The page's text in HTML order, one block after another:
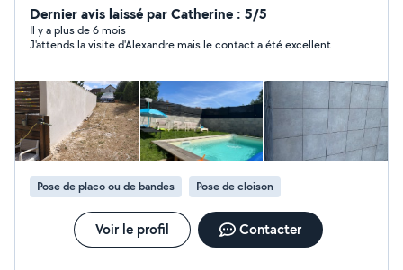
réparation auto tonte pelouse taille haie ménage pose
fenêtre ext .. à la demande du client
Dernier avis laissé par Catherine : 5/5
Il y a plus de 6 mois
J'attends la visite d'Alexandre mais le contact a été excellent
Pose de placo ou de bandes Pose de cloison
Voir le profil Contacter